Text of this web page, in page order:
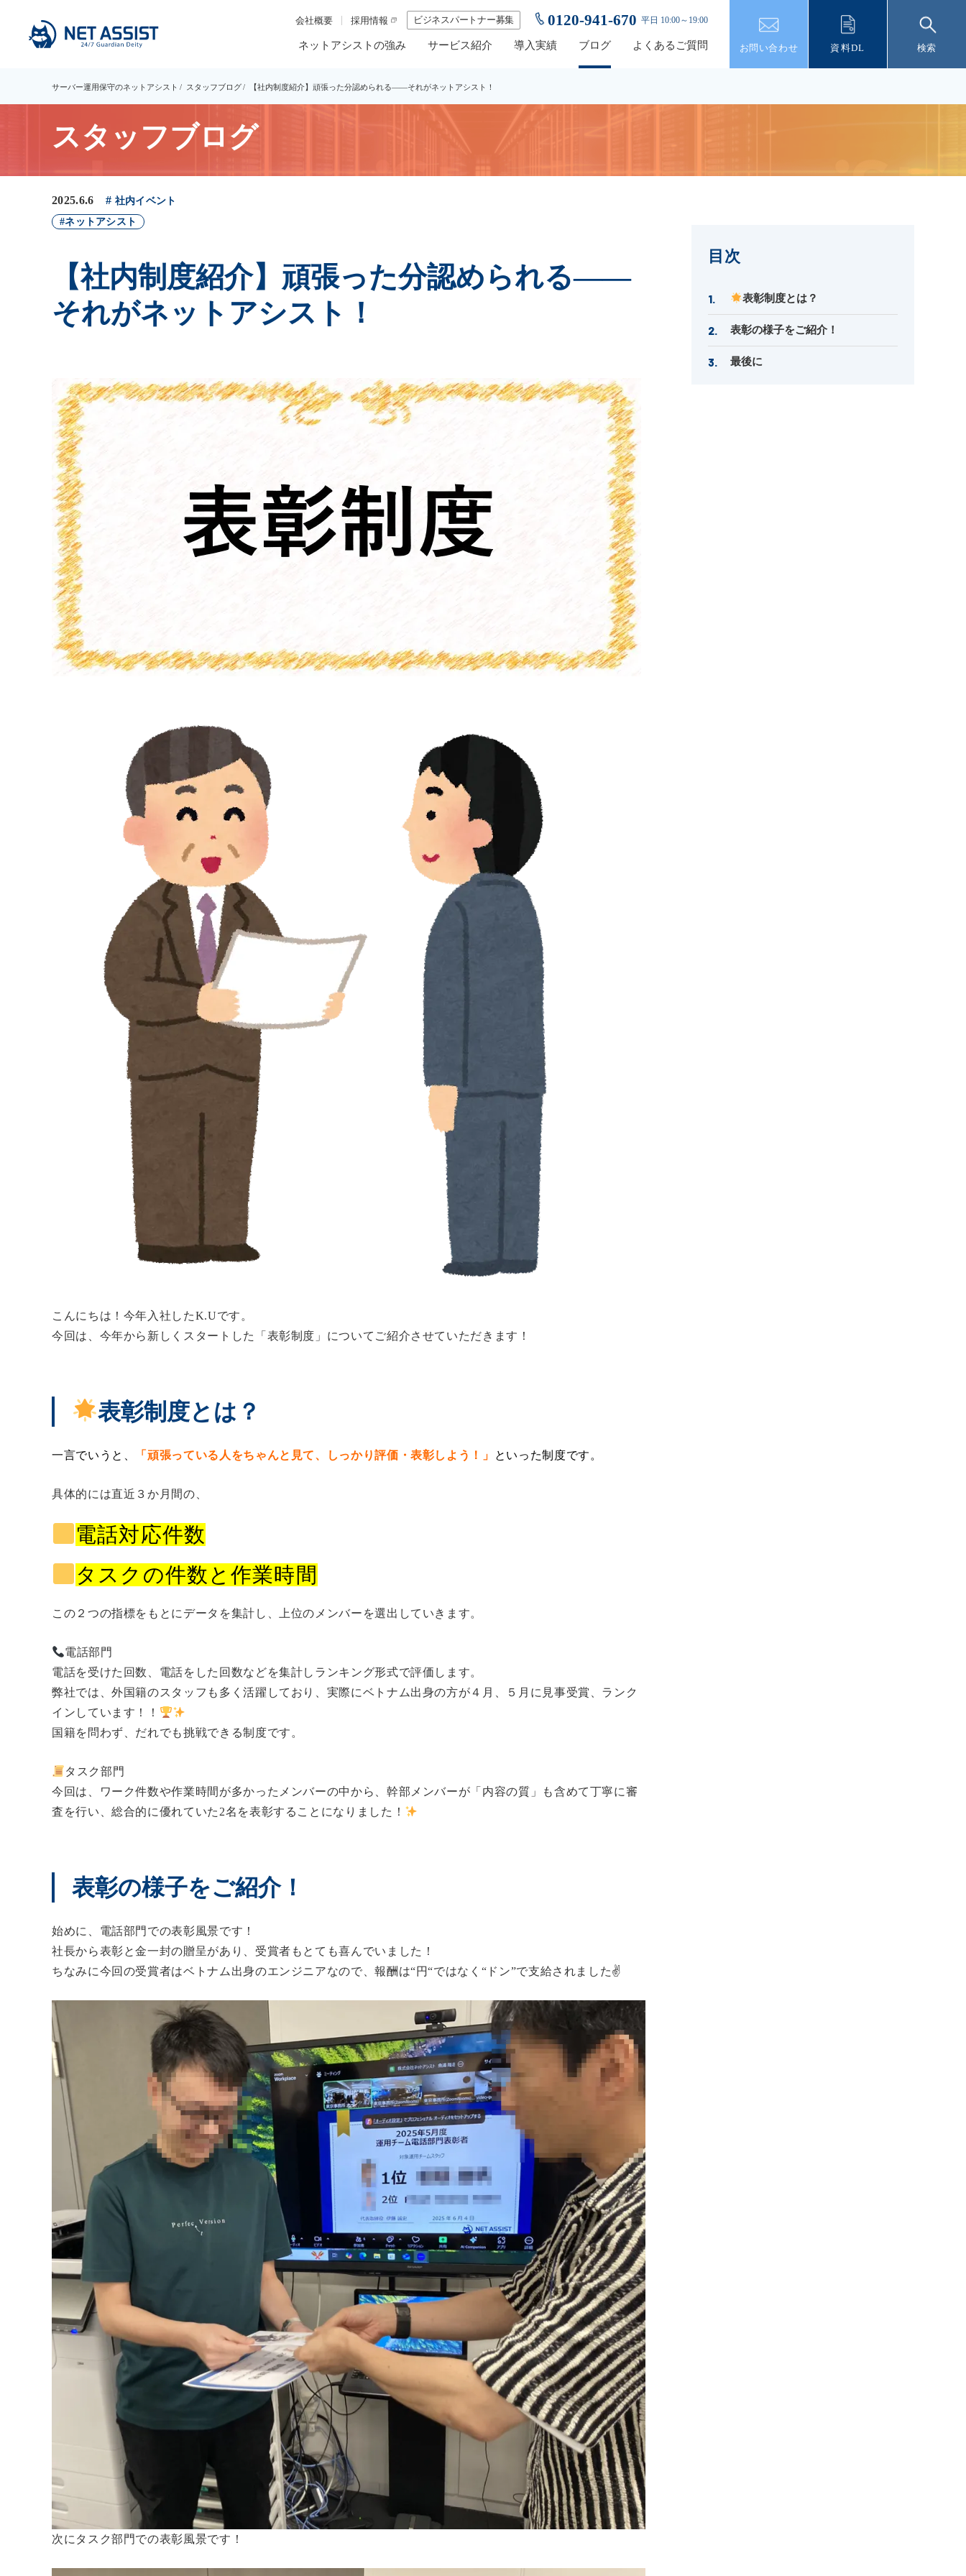
ネットアシストの強み サービス紹介 導入実績 ブログ よくあるご質問
会社概要 採用情報 ビジネスパートナー募集 0120-941-670 平日 10:00～19:00
お問い合わせ 資料DL 検索
サーバー運用保守のネットアシスト スタッフブログ 【社内制度紹介】頑張った分認められる——それがネットアシスト！
スタッフブログ
2025.6.6
社内イベント
ネットアシスト
【社内制度紹介】頑張った分認められる——
それがネットアシスト！
こんにちは！今年入社したK.Uです。
今回は、今年から新しくスタートした「表彰制度」についてご紹介させていただきます！
目次
表彰制度とは？
表彰の様子をご紹介！
最後に
表彰制度とは？
一言でいうと、 「頑張っている人をちゃんと見て、しっかり評価・表彰しよう！」 といった制度です。
具体的には直近３か月間の、
電話対応件数
タスクの件数と作業時間
この２つの指標をもとにデータを集計し、上位のメンバーを選出していきます。
電話部門
電話を受けた回数、電話をした回数などを集計しランキング形式で評価します。
弊社では、外国籍のスタッフも多く活躍しており、実際にベトナム出身の方が４月、５月に見事受賞、ランク
インしています！！
国籍を問わず、だれでも挑戦できる制度です。
タスク部門
今回は、ワーク件数や作業時間が多かったメンバーの中から、幹部メンバーが「内容の質」も含めて丁寧に審
査を行い、総合的に優れていた2名を表彰することになりました！
表彰の様子をご紹介！
始めに、電話部門での表彰風景です！
社長から表彰と金一封の贈呈があり、受賞者もとても喜んでいました！
ちなみに今回の受賞者はベトナム出身のエンジニアなので、報酬は“円“ではなく“ドン”で支給されました✌
次にタスク部門での表彰風景です！